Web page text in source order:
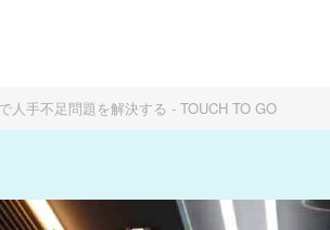
人手不足問題を解決する - TOUCH TO GO